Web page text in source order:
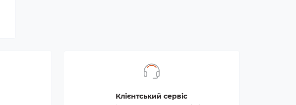
Клієнтський сервіс